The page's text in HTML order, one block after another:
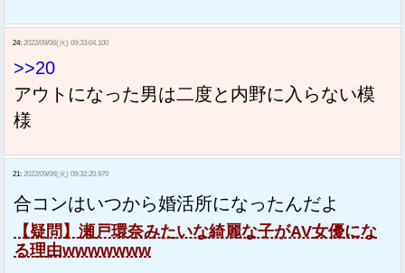
24: 2022/09/06(火) 09:33:04.100
>>20
アウトになった男は二度と内野に入らない模
様
21: 2022/09/06(火) 09:32:20.970
合コンはいつから婚活所になったんだよ
【疑問】瀬戸環奈みたいな綺麗な子がAV女優にな
る理由wwwwwww